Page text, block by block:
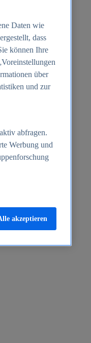
Daten wie
dass
können Ihre
über
und zur
abfragen.
Werbung und
akzeptieren